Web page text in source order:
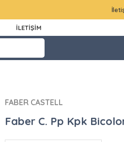
İLETİŞİM
FABER CASTELL
Faber C. Pp Kpk